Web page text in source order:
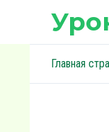
Главная